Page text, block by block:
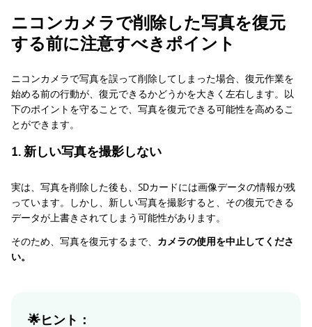
ニコンカメラで削除した写真を復元
する前に注意すべきポイント
ニコンカメラで写真を誤って削除してしまった場合、復元作業を
始める前の行動が、復元できるかどうかを大きく左右します。以
下のポイントを守ることで、写真を復元できる可能性を高めるこ
とができます。
1. 新しい写真を撮影しない
実は、写真を削除した後も、SDカードには画像データの情報が残
っています。しかし、新しい写真を撮影すると、その復元できる
データが上書きされてしまう可能性があります。
そのため、写真を復元するまで、 カメラの使用を中止してくださ
い。
🌟ヒント：